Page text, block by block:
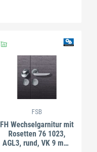
FSB
FH Wechselgarnitur mit
Rosetten 76 1023,
AGL3, rund, VK 9 mm,